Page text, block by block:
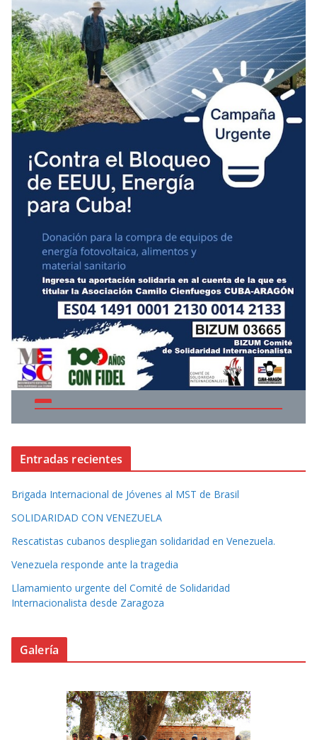
Entradas recientes
Brigada Internacional de Jóvenes al MST de Brasil
SOLIDARIDAD CON VENEZUELA
Rescatistas cubanos despliegan solidaridad en Venezuela.
Venezuela responde ante la tragedia
Llamamiento urgente del Comité de Solidaridad
Internacionalista desde Zaragoza
Galería